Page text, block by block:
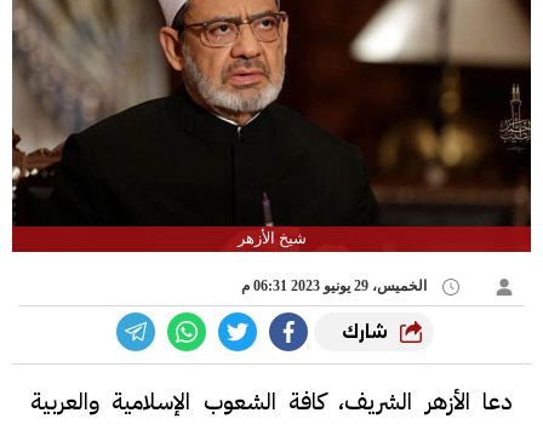
شيخ الأزهر
الخميس، 29 يونيو 2023 06:31 م
شارك
دعا الأزهر الشريف، كافة الشعوب الإسلامية والعربية